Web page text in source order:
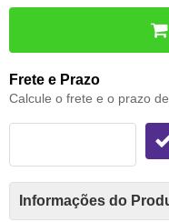
Frete e Prazo
Calcule o frete e o prazo
Informações do